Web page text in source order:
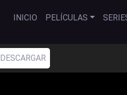
INICIO PELÍCULAS
DESCARGAR